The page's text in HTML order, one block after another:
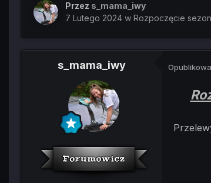
Przez s_mama_iwy
7 Lutego 2024 w Rozpoczęcie
s_mama_iwy